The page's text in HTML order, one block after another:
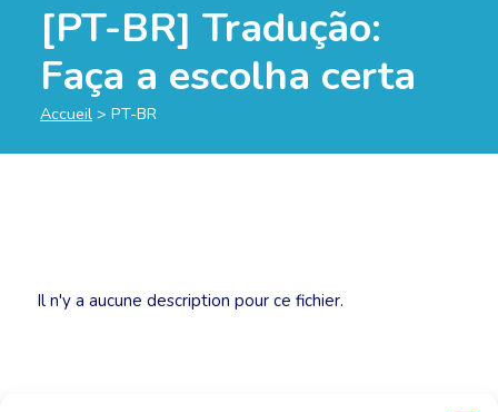
[PT-BR] Tradução:
Faça a escolha certa
Accueil > PT-BR
Il n'y a aucune description pour ce fichier.